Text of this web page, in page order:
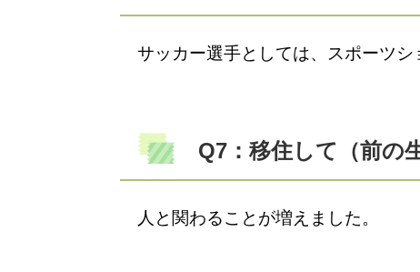
サッカー選手としては、スポーツシ
Q7：移住して（前の
人と関わることが増えました。